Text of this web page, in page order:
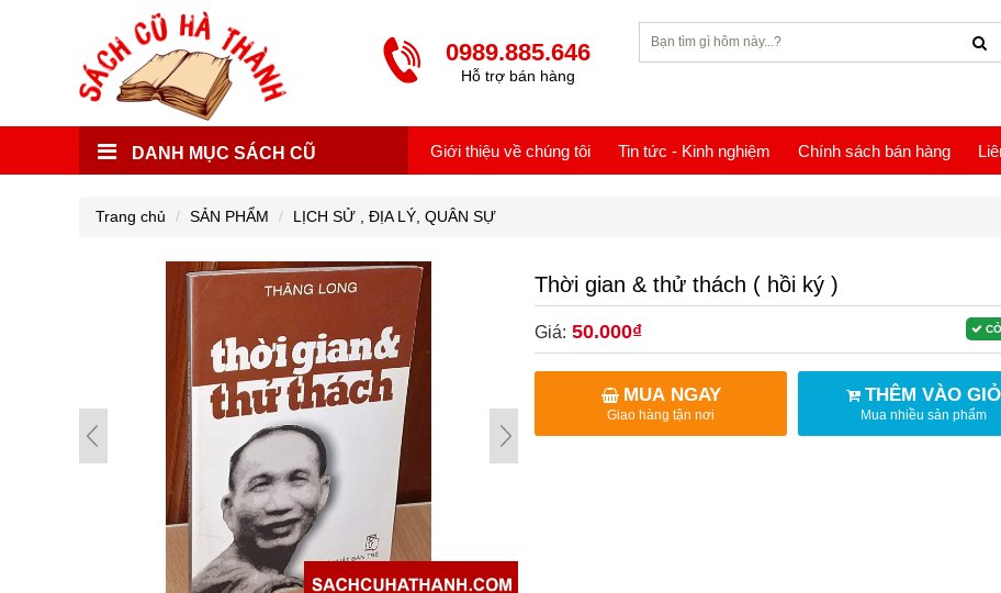
0989.885.646
Hỗ trợ bán hàng
DANH MỤC SÁCH CŨ Giới thiệu về chúng tôi Tin tức - Kinh nghiệm Chính sách bán hàng
Trang chủ SẢN PHẨM LỊCH SỬ , ĐỊA LÝ, QUÂN SỰ
Thời gian & thử thách ( hồi ký )
Giá: 50.000₫
MUA NGAY
Giao hàng tận nơi
THÊM VÀO GIỎ
Mua nhiều sản phẩm